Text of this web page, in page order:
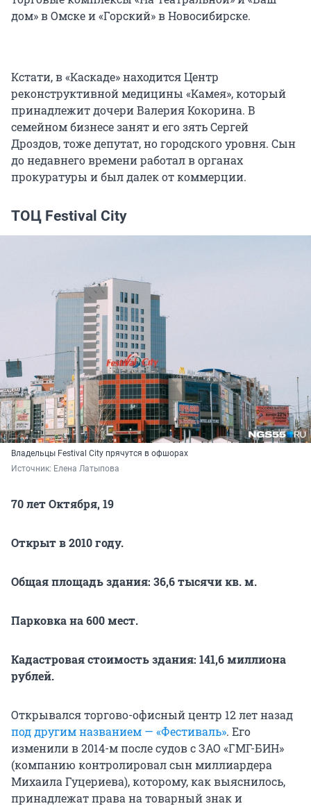
дом» в Омске и «Горский» в Новосибирске.
Кстати, в «Каскаде» находится Центр
реконструктивной медицины «Камея», который
принадлежит дочери Валерия Кокорина. В
семейном бизнесе занят и его зять Сергей
Дроздов, тоже депутат, но городского уровня. Сын
до недавнего времени работал в органах
прокуратуры и был далек от коммерции.
ТОЦ Festival City
Владельцы Festival City прячутся в офшорах
Источник: Елена Латыпова
70 лет Октября, 19
Открыт в 2010 году.
Общая площадь здания: 36,6 тысячи кв. м.
Парковка на 600 мест.
Кадастровая стоимость здания: 141,6 миллиона
рублей.
Открывался торгово-офисный центр 12 лет назад
под другим названием — «Фестиваль». Его
изменили в 2014-м после судов с ЗАО «ГМГ-БИН»
(компанию контролировал сын миллиардера
Михаила Гуцериева), которому, как выяснилось,
принадлежат права на товарный знак и